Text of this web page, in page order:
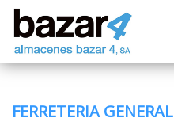
FERRETERIA GENERAL